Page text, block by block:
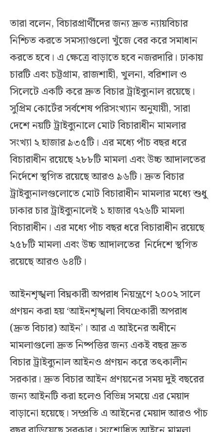
তারা বলেন, বিচারপ্রার্থীদের জন্য দ্রুত ন্যায়বিচার
নিশ্চিত করতে সমস্যাগুলো খুঁজে বের করে সমাধান
করতে হবে। এ ক্ষেত্রে বাড়াতে হবে নজরদারি। ঢাকায়
চারটি এবং চট্টগ্রাম, রাজশাহী, খুলনা, বরিশাল ও
সিলেটে একটি করে দ্রুত বিচার ট্রাইব্যুনাল রয়েছে।
সুপ্রিম কোর্টের সর্বশেষ পরিসংখ্যান অনুযায়ী, সারা
দেশে নয়টি ট্রাইব্যুনালে মোট বিচারাধীন মামলার
সংখ্যা ২ হাজার ৯৩৫টি। এর মধ্যে পাঁচ বছর ধরে
বিচারাধীন রয়েছে ২৮৮টি মামলা এবং উচ্চ আদালতের
নির্দেশে স্থগিত রয়েছে আরও ৯৬টি। দ্রুত বিচার
ট্রাইব্যুনালগুলোতে মোট বিচারাধীন মামলার মধ্যে শুধু
ঢাকার চার ট্রাইব্যুনালেই ১ হাজার ৭২৬টি মামলা
বিচারাধীন। এর মধ্যে পাঁচ বছর ধরে বিচারাধীন রয়েছে
২৫৮টি মামলা এবং উচ্চ আদালতের নির্দেশে স্থগিত
রয়েছে আরও ৬৪টি।
আইনশৃঙ্খলা বিঘ্নকারী অপরাধ নিয়ন্ত্রণে ২০০২ সালে
প্রণয়ন করা হয় ‘আইনশৃঙ্খলা বিঘœকারী অপরাধ
(দ্রুত বিচার) আইন’। আর এ আইনের অধীনে
মামলাগুলো দ্রুত নিষ্পত্তির জন্য একই বছর দ্রুত
বিচার ট্রাইব্যুনাল আইনও প্রণয়ন করে তৎকালীন
সরকার। দ্রুত বিচার আইন প্রণয়নের সময় দুই বছরের
জন্য আইনটি করা হলেও বিভিন্ন সময়ে এর মেয়াদ
বাড়ানো হয়েছে। সম্প্রতি এ আইনের মেয়াদ আরও পাঁচ